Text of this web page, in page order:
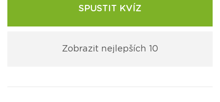
SPUSTIT KVÍZ
Zobrazit nejlepších 10